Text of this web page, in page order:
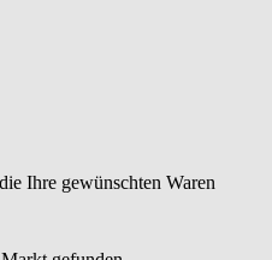
Ihre gewünschten Waren